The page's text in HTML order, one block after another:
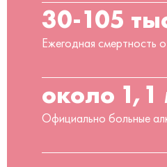
30-105
Ежегодная смертность
около 1,1
Официально больные